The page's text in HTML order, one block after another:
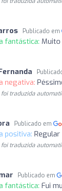
Publicado em
fantástica:
negativa:
foi traduzida
Publicado em
positiva: Regular
foi traduzida
Publicado em
fantástica: Fui